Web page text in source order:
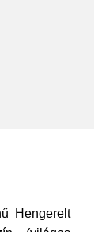
Hengerelt